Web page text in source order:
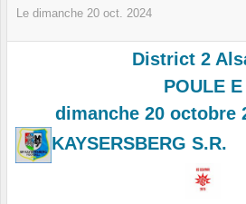
Le dimanche 20 oct. 2024
District 2
POULE E
dimanche 20 octobre
KAYSERSBERG S.R.